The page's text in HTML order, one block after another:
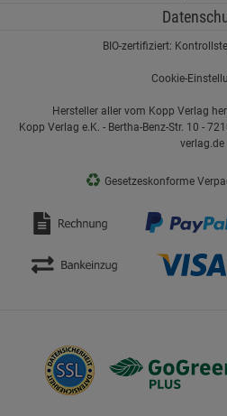
BIO-zertifiziert:
Cookie-
Hersteller aller vom Kopp Verlag
Kopp Verlag e.K. - Bertha-Benz-Str. 10 -
verlag.de
♻ Gesetzeskonforme